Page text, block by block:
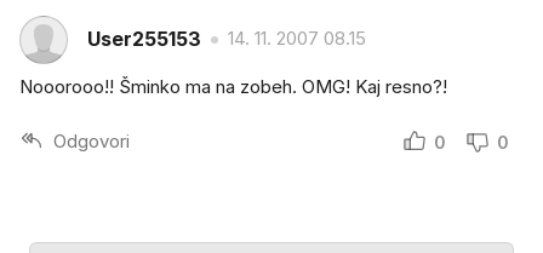
User255153 14. 11. 2007 08.15
Nooorooo!! Šminko ma na zobeh. OMG! Kaj resno?!
Odgovori 0 0